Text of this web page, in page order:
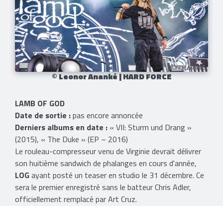
© Leonor Ananké | HARD FORCE
LAMB OF GOD
Date de sortie :pas encore annoncée
Derniers albums en date : « VII: Sturm und Drang »
(2015), « The Duke » (EP – 2016)
Le rouleau-compresseur venu de Virginie devrait délivrer
son huitième sandwich de phalanges en cours d'année,
LOGayant posté un teaser en studio le 31 décembre. Ce
sera le premier enregistré sans le batteur Chris Adler,
officiellement remplacé par Art Cruz.